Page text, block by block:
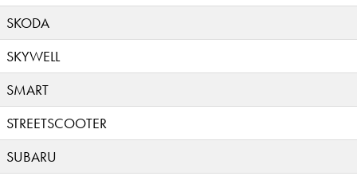
SKODA
SKYWELL
SMART
STREETSCOOTER
SUBARU